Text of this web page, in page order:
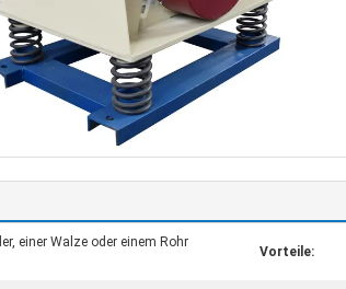
einer Walze oder einem Rohr
Vorteile: